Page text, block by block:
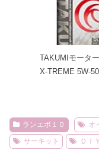
TAKUMIモータ
X-TREME 5W-
ランエボ１０ オ
サーキット
ＤＩＹ